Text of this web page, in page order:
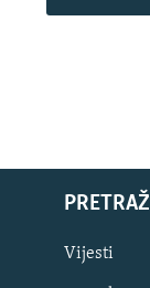
PRETRAŽI
Vijesti